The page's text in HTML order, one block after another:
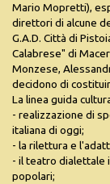
Mario Mopretti),
direttori di alcune
G.A.D. Città di
Calabrese" di
Monzese,
decidono di
La linea guida
- realizzazione di
italiana di oggi;
- la rilettura e
- il teatro dialettale
popolari;